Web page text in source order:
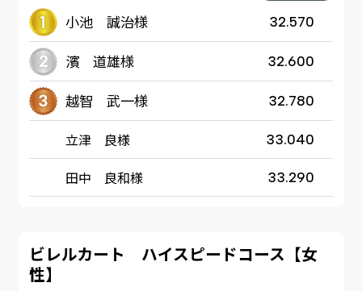
小池 誠治様 32.570
濱 道雄様 32.600
越智 武一様 32.780
立津 良様 33.040
田中 良和様 33.290
ビレルカート ハイスピードコース【女
性】